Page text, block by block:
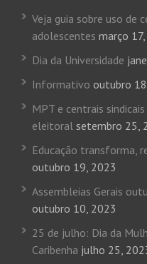
Veja guia sobre uso de
adolescentes março
Dia da Universidade
Informativo outubro
MPT e centrais
eleitoral setembro 25,
Educação transforma,
outubro 19, 2023
Assembleias Gerais
outubro 10, 2023
25 de julho: Dia da
Caribenha julho 25,